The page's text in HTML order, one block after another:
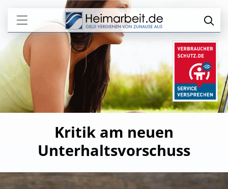
Kritik am neuen
Unterhaltsvorschuss